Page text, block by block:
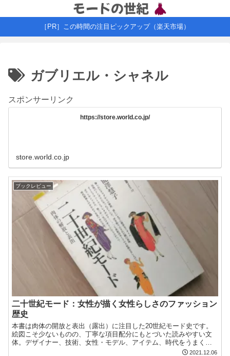
［PR］この時間の注目ピックアップ（楽天市場）
ガブリエル・シャネル
スポンサーリンク
https://store.world.co.jp/
store.world.co.jp
ブックレビュー
二十世紀モード：女性が描く女性らしさのファッション
歴史
本書は肉体の開放と表出（露出）に注目した20世紀モード史です。
絵図こそ少ないものの、丁寧な項目配分にもとづいた読みやすい文
体。デザイナー、技術、女性・モデル、アイテム、時代をうまく繋
げて一つのモード史として描いた点ですぐれていると感じました。
2021.12.06